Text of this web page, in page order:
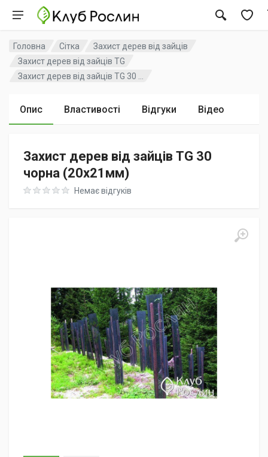
Головна Сітка
Захист дерев від зайців
Захист дерев від зайців TG
Захист дерев від зайців TG 30 ...
Опис Властивості Відгуки Відео
Захист дерев від зайців TG 30
чорна (20х21мм)
Rating: 0 out of 5Немає відгуків